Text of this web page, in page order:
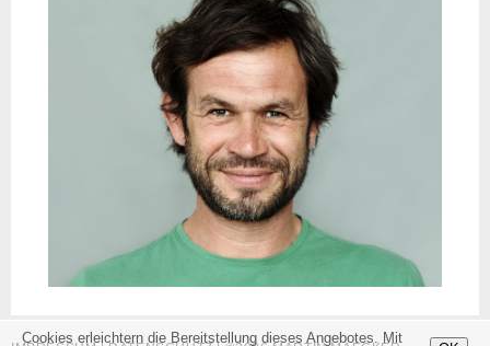
Cookies erleichtern die Bereitstellung dieses Angebotes. Mit